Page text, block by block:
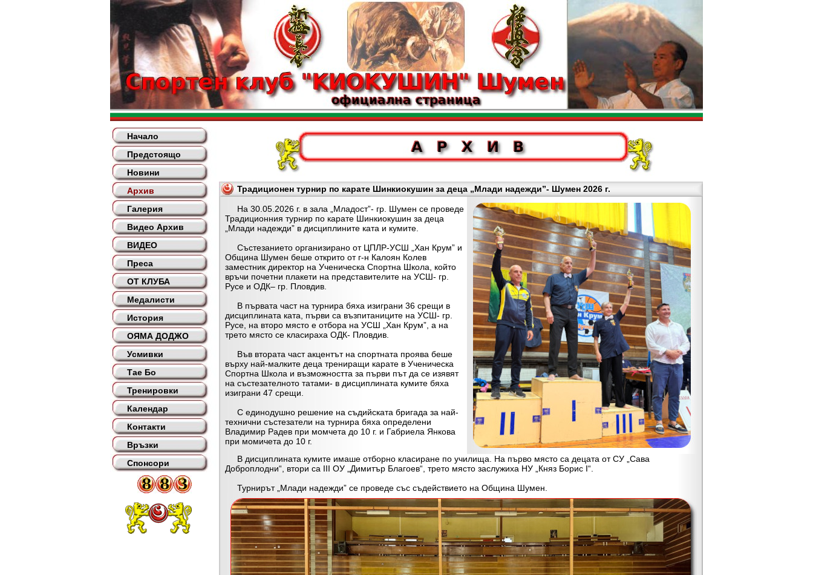
Начало
Предстоящо
Новини
Архив
Галерия
Видео Архив
ВИДЕО
Преса
ОТ КЛУБА
Медалисти
История
ОЯМА ДОДЖО
Усмивки
Тае Бо
Тренировки
Календар
Контакти
Връзки
Спонсори
Традиционен турнир по карате Шинкиокушин за деца „Млади надежди”- Шумен 2026 г.
На 30.05.2026 г. в зала „Младост”- гр. Шумен се проведе
Традиционния турнир по карате Шинкиокушин за деца
„Млади надежди” в дисциплините ката и кумите.
Състезанието организирано от ЦПЛР-УСШ „Хан Крум” и
Община Шумен беше открито от г-н Калоян Колев
заместник директор на Ученическа Спортна Школа, който
връчи почетни плакети на представителите на УСШ- гр.
Русе и ОДК– гр. Пловдив.
В първата част на турнира бяха изиграни 36 срещи в
дисциплината ката, първи са възпитаниците на УСШ- гр.
Русе, на второ място е отбора на УСШ „Хан Крум”, а на
трето място се класираха ОДК- Пловдив.
Във втората част акцентът на спортната проява беше
върху най-малките деца трениращи карате в Ученическа
Спортна Школа и възможността за първи път да се изявят
на състезателното татами- в дисциплината кумите бяха
изиграни 47 срещи.
С единодушно решение на съдийската бригада за най-
технични състезатели на турнира бяха определени
Владимир Радев при момчета до 10 г. и Габриела Янкова
при момичета до 10 г.
В дисциплината кумите имаше отборно класиране по училища. На първо място са децата от СУ „Сава
Доброплодни“, втори са III ОУ „Димитър Благоев“, трето място заслужиха НУ „Княз Борис I“.
Турнирът „Млади надежди” се проведе със съдействието на Община Шумен.